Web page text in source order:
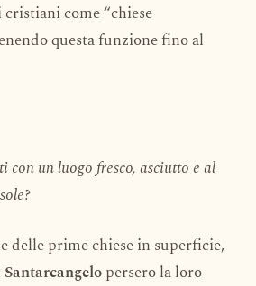
come “chiese
questa funzione fino al
con un luogo fresco, asciutto e al
delle prime chiese in superficie,
persero la loro